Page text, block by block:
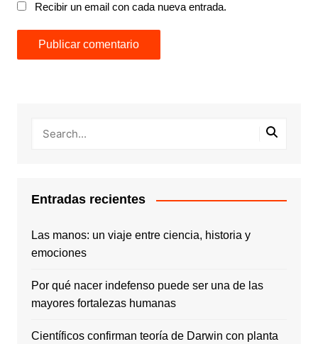
Recibir un email con cada nueva entrada.
Entradas recientes
Las manos: un viaje entre ciencia, historia y
emociones
Por qué nacer indefenso puede ser una de las
mayores fortalezas humanas
Científicos confirman teoría de Darwin con planta